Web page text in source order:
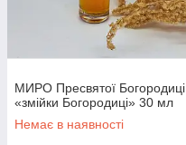
МИРО Пресвятої Богородиці
«змійки Богородиці» 30 мл
Немає в наявності